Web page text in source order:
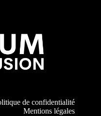
de confidentialité
Mentions légales